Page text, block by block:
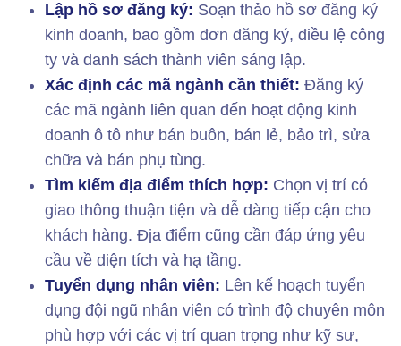
Lập hồ sơ đăng ký: Soạn thảo hồ sơ đăng ký
kinh doanh, bao gồm đơn đăng ký, điều lệ công
ty và danh sách thành viên sáng lập.
Xác định các mã ngành cần thiết: Đăng ký
các mã ngành liên quan đến hoạt động kinh
doanh ô tô như bán buôn, bán lẻ, bảo trì, sửa
chữa và bán phụ tùng.
Tìm kiếm địa điểm thích hợp: Chọn vị trí có
giao thông thuận tiện và dễ dàng tiếp cận cho
khách hàng. Địa điểm cũng cần đáp ứng yêu
cầu về diện tích và hạ tầng.
Tuyển dụng nhân viên: Lên kế hoạch tuyển
dụng đội ngũ nhân viên có trình độ chuyên môn
phù hợp với các vị trí quan trọng như kỹ sư,